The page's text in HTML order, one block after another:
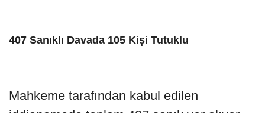
407 Sanıklı Davada 105 Kişi Tutuklu
Mahkeme tarafından kabul edilen